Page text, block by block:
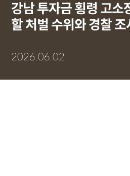
강남 투자금 횡령 고소
할 처벌 수위와 경찰
2026.06.02